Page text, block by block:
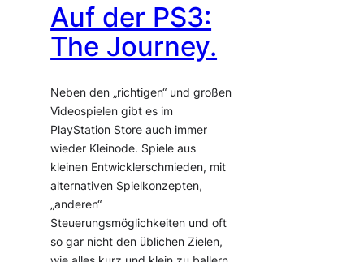
Auf der PS3:
The Journey.
Neben den „richtigen“ und großen
Videospielen gibt es im
PlayStation Store auch immer
wieder Kleinode. Spiele aus
kleinen Entwicklerschmieden, mit
alternativen Spielkonzepten,
„anderen“
Steuerungsmöglichkeiten und oft
so gar nicht den üblichen Zielen,